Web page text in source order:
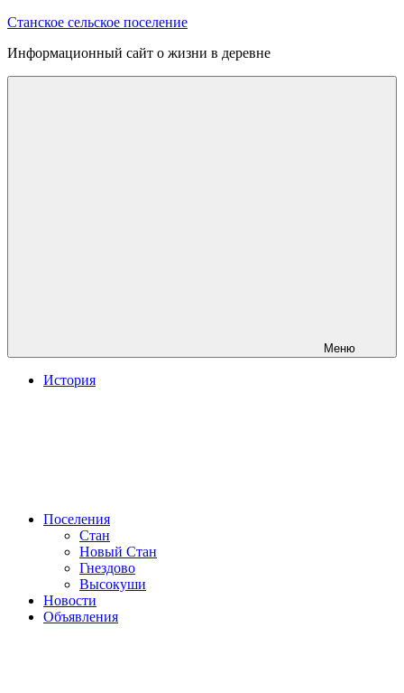
Перейти
содержимому
Станское сельское поселение
Информационный сайт о жизни в деревне
Меню
История
Поселения
Стан
Новый Стан
Гнездово
Высокуши
Новости
Объявления